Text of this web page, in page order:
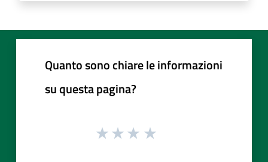
Quanto sono chiare le informazioni
su questa pagina?